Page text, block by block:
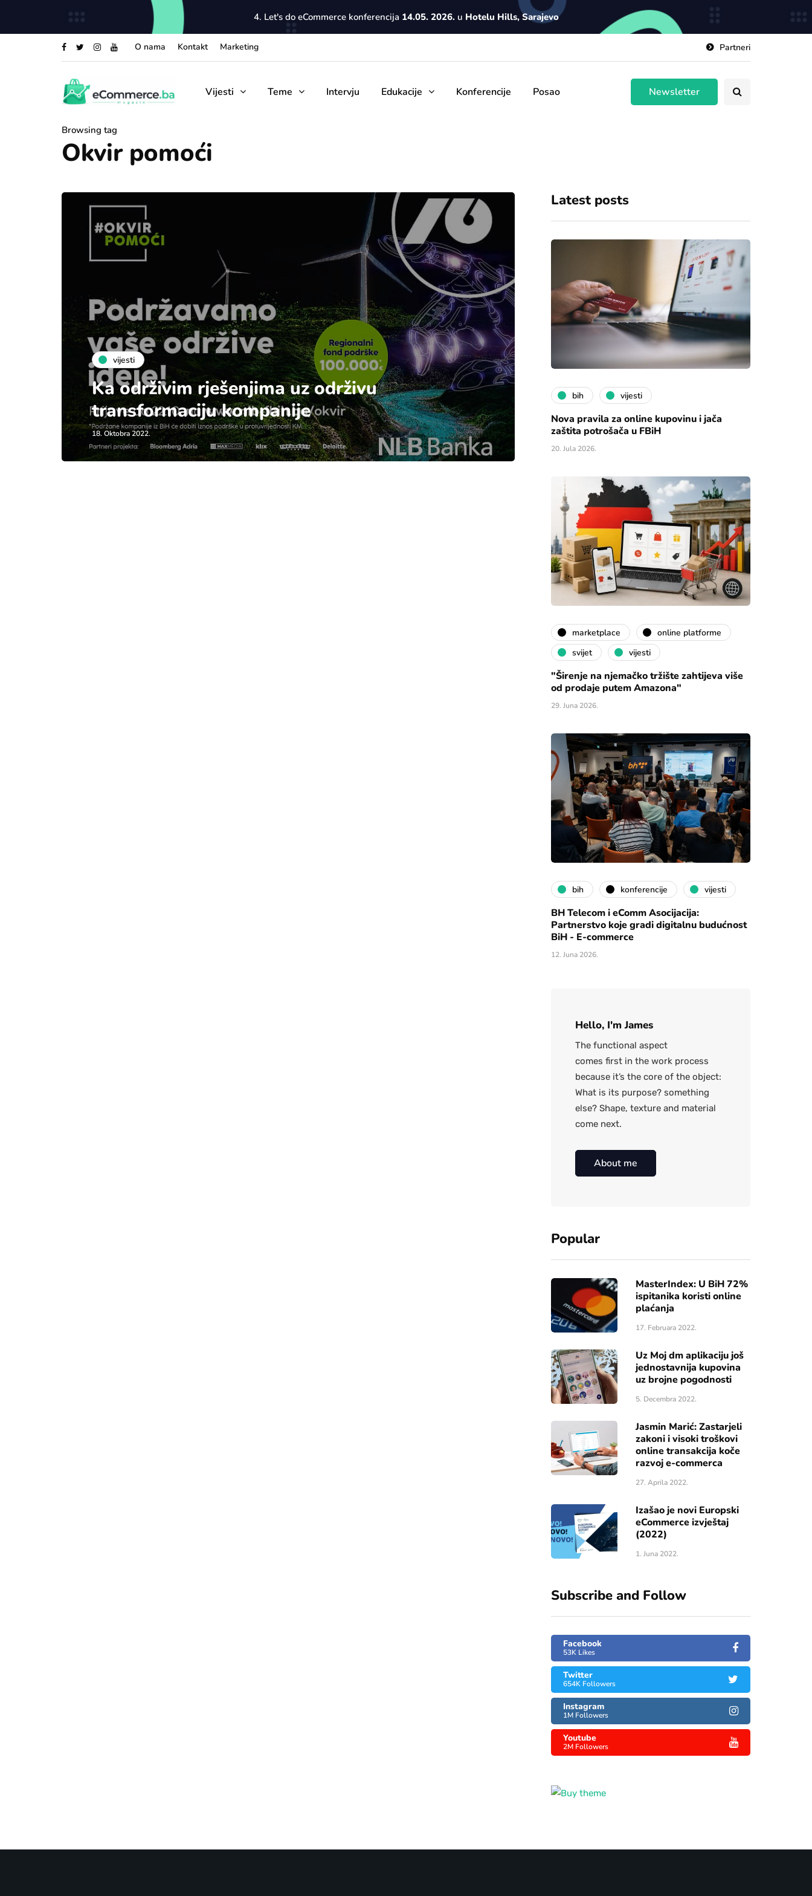
4. Let's do eCommerce konferencija 14.05. 2026.u Hotelu Hills, Sarajevo
O nama Kontakt Marketing Partneri
Vijesti Teme Intervju Edukacije Konferencije Posao Newsletter
Browsing tag
Okvir pomoći
vijesti
Ka održivim rješenjima uz održivu
transformaciju kompanije
18. Oktobra 2022.
Latest posts
bih vijesti
Nova pravila za online kupovinu i jača
zaštita potrošača u FBiH
20. Jula 2026.
marketplace
online platforme
svijet
vijesti
"Širenje na njemačko tržište zahtijeva više
od prodaje putem Amazona"
29. Juna 2026.
bih konferencije vijesti
BH Telecom i eComm Asocijacija:
Partnerstvo koje gradi digitalnu budućnost
BiH - E-commerce
12. Juna 2026.
Hello, I'm James
The functional aspect
comes first in the work process
because it’s the core of the object:
What is its purpose? something
else? Shape, texture and material
come next.
About me
Popular
MasterIndex: U BiH 72%
ispitanika koristi online
plaćanja
17. Februara 2022.
Uz Moj dm aplikaciju još
jednostavnija kupovina
uz brojne pogodnosti
5. Decembra 2022.
Jasmin Marić: Zastarjeli
zakoni i visoki troškovi
online transakcija koče
razvoj e-commerca
27. Aprila 2022.
Izašao je novi Europski
eCommerce izvještaj
(2022)
1. Juna 2022.
Subscribe and Follow
Facebook
53K Likes
Twitter
654K Followers
Instagram
1M Followers
Youtube
2M Followers